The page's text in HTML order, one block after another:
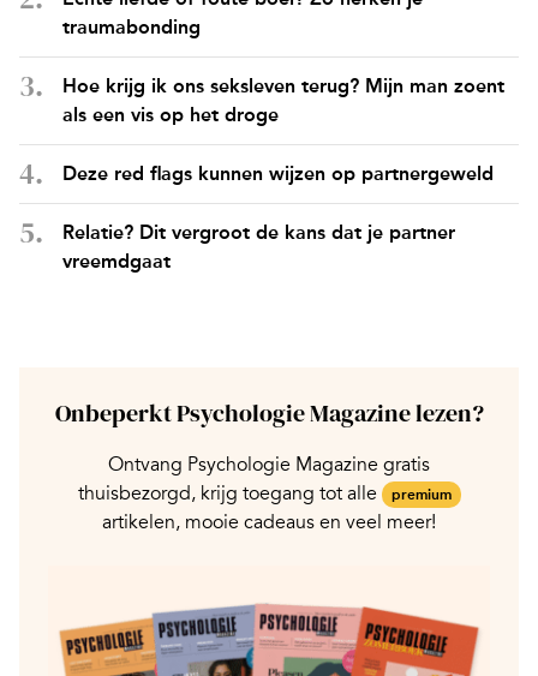
traumabonding
Hoe krijg ik ons seksleven terug? Mijn man zoent
als een vis op het droge
Deze red flags kunnen wijzen op partnergeweld
Relatie? Dit vergroot de kans dat je partner
vreemdgaat
Onbeperkt Psychologie Magazine lezen?
Ontvang Psychologie Magazine gratis
thuisbezorgd, krijg toegang tot alle
premium
artikelen, mooie cadeaus en veel meer!